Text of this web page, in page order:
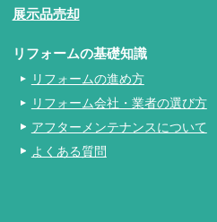
展示品売却
リフォームの基礎知識
リフォームの進め方
リフォーム会社・業者の選び方
アフターメンテナンスについて
よくある質問